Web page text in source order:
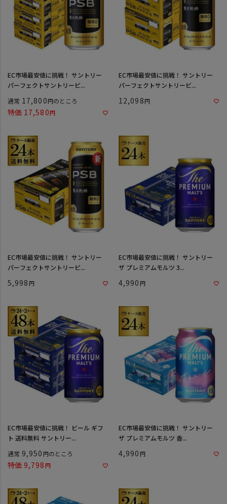
EC市場最安値に挑戦！ サントリー
パーフェクトサントリービ...
通常 17,800 のところ
特価 17,580
EC市場最安値に挑戦！ サントリー
パーフェクトサントリービ...
12,098
EC市場最安値に挑戦！ サントリー
パーフェクトサントリービ...
5,998
EC市場最安値に挑戦！ サントリー
ザ プレミアムモルツ 3...
4,990
EC市場最安値に挑戦！ ビール ギフ
ト 送料無料 サントリー...
通常 9,950 のところ
特価 9,798
EC市場最安値に挑戦！ サントリー
ザ プレミアムモルツ 香...
4,990